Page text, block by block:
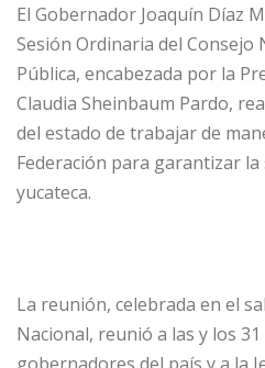
El Gobernador Joaquín Díaz
Sesión Ordinaria del Consejo
Pública, encabezada por la
Claudia Sheinbaum Pardo,
del estado de trabajar de
Federación para garantizar
yucateca.
La reunión, celebrada en el
Nacional, reunió a las y los